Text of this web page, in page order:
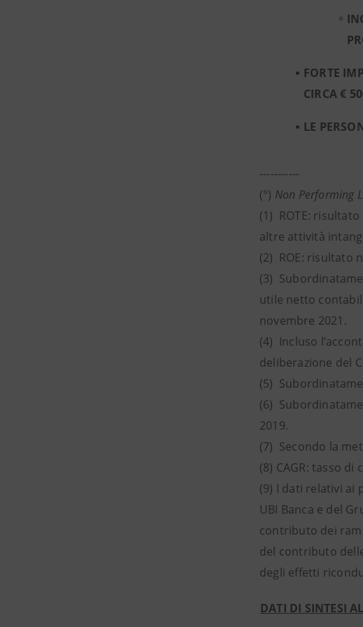
FORTE
CIRCA €
LE
-----------
(°) Non Performing
(1) ROTE:
altre attività
(2) ROE: risultato
(3)
utile netto
novembre 2021.
(4) Incluso
deliberazione del
(5)
(6)
2019.
(7) Secondo la
(8) CAGR: tasso
(9) I dati relativi ai
UBI Banca e del
contributo dei
del contributo
degli effetti
DATI DI SINTESI